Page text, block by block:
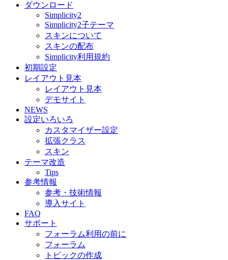
ダウンロード
Simplicity2
Simplicity2子テーマ
スキンについて
スキンの配布
Simplicity利用規約
初期設定
レイアウト見本
レイアウト見本
デモサイト
NEWS
設定いろいろ
カスタマイザー設定
拡張クラス
スキン
テーマ改造
Tips
参考情報
参考・技術情報
導入サイト
FAQ
サポート
フォーラム利用の前に
フォーラム
トピックの作成